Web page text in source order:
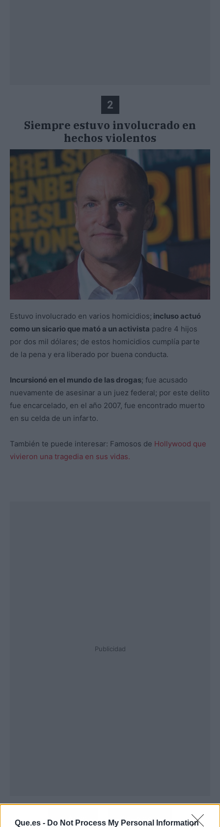
Que.es - Do Not Process My Personal Information
2
Siempre estuvo involucrado en
hechos violentos
Estuvo involucrado en varios homicidios; incluso actuó
como un sicario que mató a un activista padre 4 hijos
por dos mil dólares; de estos homicidios cumplía parte
de la pena y era liberado por buena conducta.
Incursionó en el mundo de las drogas; fue acusado
nuevamente de asesinar a un juez federal; por este delito
fue encarcelado, en el año 2007, fue encontrado muerto
en su celda de un infarto.
También te puede interesar: Famosos de Hollywood que
vivieron una tragedia en sus vidas.
Publicidad
Atrás Siguiente